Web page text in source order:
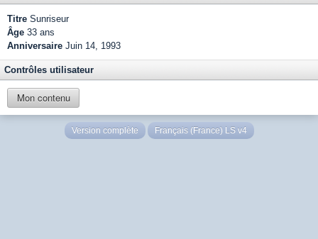
Titre Sunriseur
Âge 33 ans
Anniversaire Juin 14, 1993
Contrôles utilisateur
Mon contenu
Version complète Français (France) LS v4